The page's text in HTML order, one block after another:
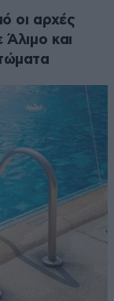
οι αρχές
και